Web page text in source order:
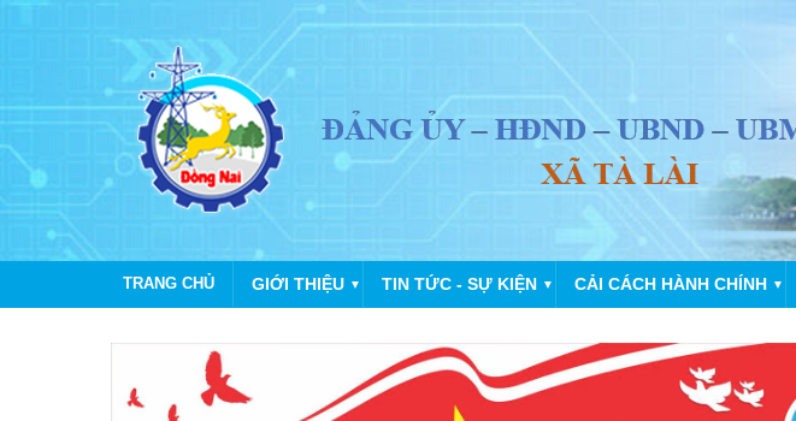
TRANG CHỦ GIỚI THIỆU ▼ TIN TỨC - SỰ KIỆN ▼ CẢI CÁCH HÀNH CHÍNH ▼